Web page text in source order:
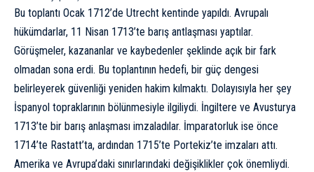
Bu toplantı Ocak 1712’de Utrecht kentinde yapıldı. Avrupalı
hükümdarlar, 11 Nisan 1713’te barış antlaşması yaptılar.
Görüşmeler, kazananlar ve kaybedenler şeklinde açık bir fark
olmadan sona erdi. Bu toplantının hedefi, bir güç dengesi
belirleyerek güvenliği yeniden hakim kılmaktı. Dolayısıyla her şey
İspanyol topraklarının bölünmesiyle ilgiliydi. İngiltere ve Avusturya
1713’te bir barış anlaşması imzaladılar. İmparatorluk ise önce
1714’te Rastatt’ta, ardından 1715’te Portekiz’te imzaları attı.
Amerika ve Avrupa’daki sınırlarındaki değişiklikler çok önemliydi.